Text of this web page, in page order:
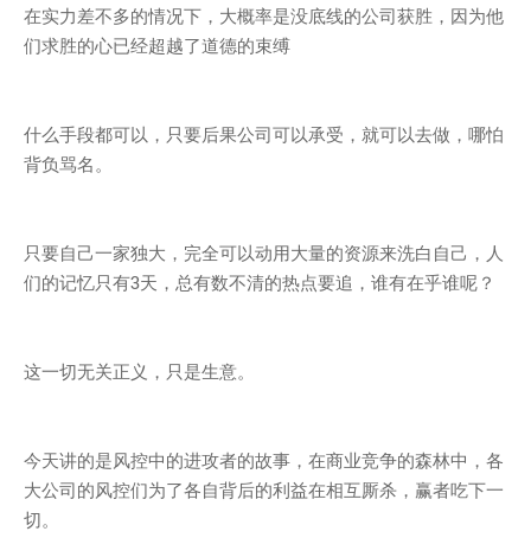
在实力差不多的情况下，大概率是没底线的公司获胜，因为他
们求胜的心已经超越了道德的束缚
什么手段都可以，只要后果公司可以承受，就可以去做，哪怕
背负骂名。
只要自己一家独大，完全可以动用大量的资源来洗白自己，人
们的记忆只有3天，总有数不清的热点要追，谁有在乎谁呢？
这一切无关正义，只是生意。
今天讲的是风控中的进攻者的故事，在商业竞争的森林中，各
大公司的风控们为了各自背后的利益在相互厮杀，赢者吃下一
切。